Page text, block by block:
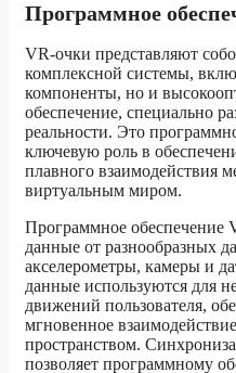
Программное
VR-очки представляют
комплексной системы,
компоненты, но и
обеспечение, специально
реальности. Это
ключевую роль в
плавного взаимодействия
виртуальным миром.
Программное обеспечение
данные от разнообразных
акселерометры, камеры и
данные используются для
движений пользователя,
мгновенное
пространством.
позволяет программному